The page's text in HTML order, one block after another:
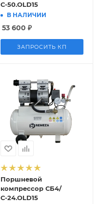
С-50.OLD15
В НАЛИЧИИ
53 600 ₽
ЗАПРОСИТЬ КП
Поршневой
компрессор СБ4/
С-24.OLD15